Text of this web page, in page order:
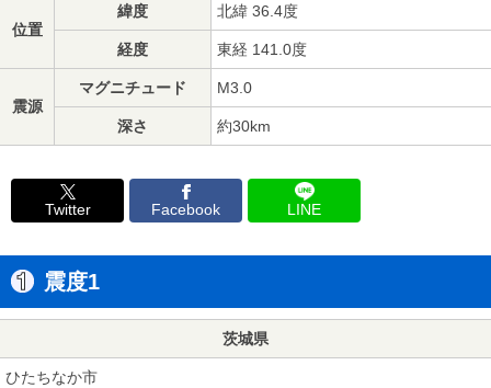
位置
緯度 北緯 36.4度
経度 東経 141.0度
震源
マグニチュード M3.0
深さ 約30km
Twitter Facebook LINE
震度1
茨城県
ひたちなか市